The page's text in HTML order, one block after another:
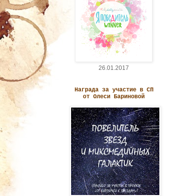
26.01.2017
Награда за участие в СП
от Олеси Бариновой